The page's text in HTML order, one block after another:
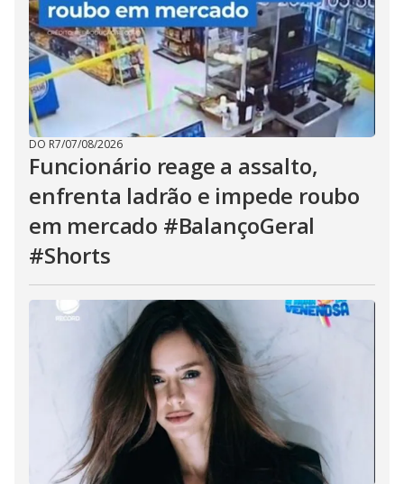
DO R7/07/08/2026
Funcionário reage a assalto,
enfrenta ladrão e impede roubo
em mercado #BalançoGeral
#Shorts